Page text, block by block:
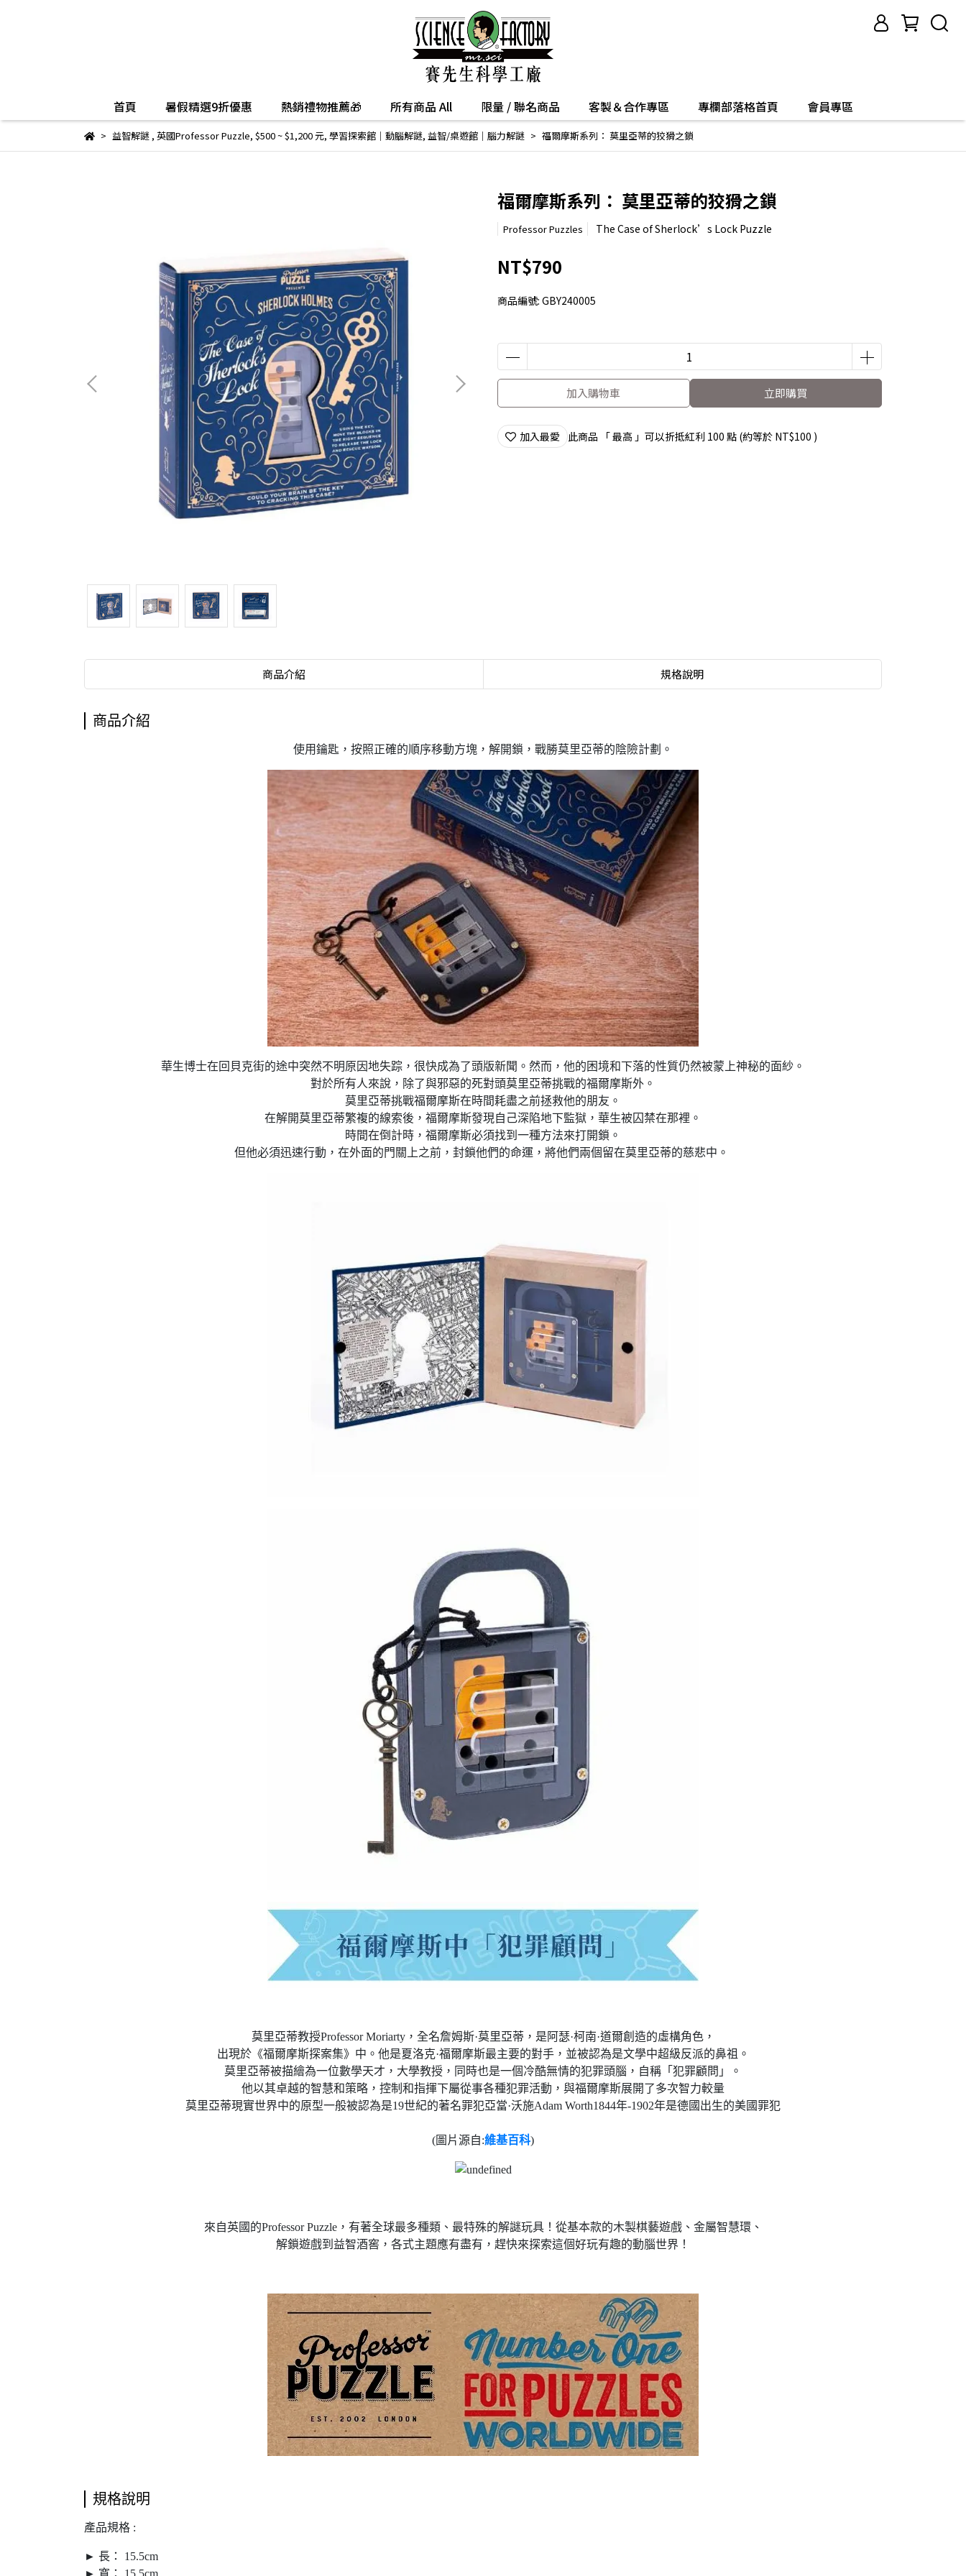
首頁 暑假精選9折優惠 熱銷禮物推薦🎁 所有商品 All 限量 / 聯名商品 客製＆合作專區 專欄部落格首頁 會員專區
益智解謎, 英國Professor Puzzle, $500 ~ $1,200 元, 學習探索館│動腦解謎, 益智/桌遊館｜腦力解謎 福爾摩斯系列： 莫里亞蒂的狡猾之鎖
福爾摩斯系列： 莫里亞蒂的狡猾之鎖
Professor Puzzles The Case of Sherlock’s Lock Puzzle
NT$790
商品編號: GBY240005
加入購物車 立即購買
加入最愛 此商品 「 最高 」可以折抵紅利 100 點 (約等於 NT$100 )
商品介紹 規格說明
商品介紹
使用鑰匙，按照正確的順序移動方塊，解開鎖，戰勝莫里亞蒂的陰險計劃。
華生博士在回貝克街的途中突然不明原因地失踪，很快成為了頭版新聞。然而，他的困境和下落的性質仍然被蒙上神秘的面紗。
對於所有人來說，除了與邪惡的死對頭莫里亞蒂挑戰的福爾摩斯外。
莫里亞蒂挑戰福爾摩斯在時間耗盡之前拯救他的朋友。
在解開莫里亞蒂繁複的線索後，福爾摩斯發現自己深陷地下監獄，華生被囚禁在那裡。
時間在倒計時，福爾摩斯必須找到一種方法來打開鎖。
但他必須迅速行動，在外面的門關上之前，封鎖他們的命運，將他們兩個留在莫里亞蒂的慈悲中。
莫里亞蒂教授Professor Moriarty，全名詹姆斯·莫里亞蒂，是阿瑟·柯南·道爾創造的虛構角色，
出現於《福爾摩斯探案集》中。他是夏洛克·福爾摩斯最主要的對手，並被認為是文學中超級反派的鼻祖。
莫里亞蒂被描繪為一位數學天才，大學教授，同時也是一個冷酷無情的犯罪頭腦，自稱「犯罪顧問」。
他以其卓越的智慧和策略，控制和指揮下屬從事各種犯罪活動，與福爾摩斯展開了多次智力較量
莫里亞蒂現實世界中的原型一般被認為是19世紀的著名罪犯亞當·沃施Adam Worth1844年-1902年是德國出生的美國罪犯
(圖片源自:維基百科)
來自英國的Professor Puzzle，有著全球最多種類、最特殊的解謎玩具！從基本款的木製棋藝遊戲、金屬智慧環、
解鎖遊戲到益智酒窖，各式主題應有盡有，趕快來探索這個好玩有趣的動腦世界！
規格說明
產品規格 :
► 長： 15.5cm